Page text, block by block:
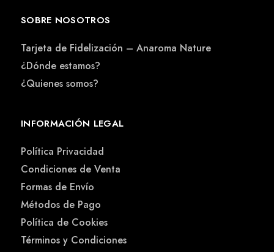
SOBRE NOSOTROS
Tarjeta de Fidelización – Anaroma Nature
¿Dónde estamos?
¿Quienes somos?
INFORMACIÓN LEGAL
Política Privacidad
Condiciones de Venta
Formas de Envío
Métodos de Pago
Política de Cookies
Términos y Condiciones